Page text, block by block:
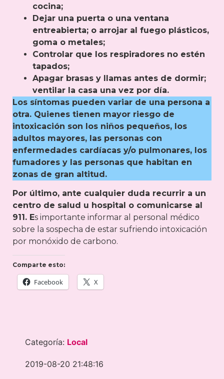
cocina;
Dejar una puerta o una ventana
entreabierta; o arrojar al fuego plásticos,
goma o metales;
Controlar que los respiradores no estén
tapados;
Apagar brasas y llamas antes de dormir;
ventilar la casa una vez por día.
Los síntomas pueden variar de una persona a
otra. Quienes tienen mayor riesgo de
intoxicación son los niños pequeños, los
adultos mayores, las personas con
enfermedades cardíacas y/o pulmonares, los
fumadores y las personas que habitan en
zonas de gran altitud.
Por último, ante cualquier duda recurrir a un
centro de salud u hospital o comunicarse al
911. Es importante informar al personal médico
sobre la sospecha de estar sufriendo intoxicación
por monóxido de carbono.
Comparte esto:
Facebook X
Categoría: Local
2019-08-20 21:48:16